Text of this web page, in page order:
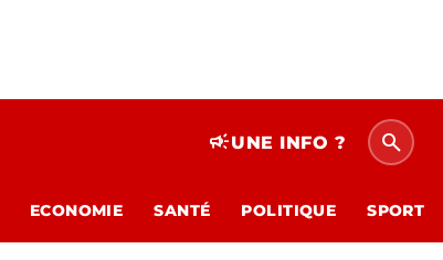
campaignUNE INFO ? search
ECONOMIE SANTÉ POLITIQUE SPORT